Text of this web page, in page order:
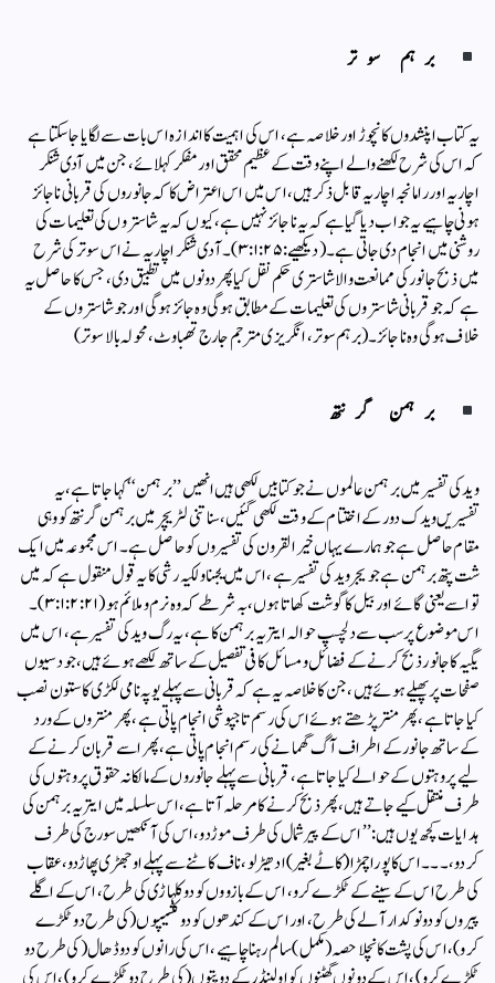
برہم سوتر
یہ کتاب اپنشدوں کا نچوڑ اور خلاصہ ہے، اس کی اہمیت کا اندازہ اس بات سے لگایا جا سکتا ہے
کہ اس کی شرح لکھنے والے اپنے وقت کے عظیم محقق اور مفکر کہلائے، جن میں آدی شنکر
اچاریہ اور رامانجہ اچاریہ قابل ذکر ہیں، اس میں اس اعتراض کا کہ جانوروں کی قربانی ناجائز
ہونی چاہیے یہ جواب دیا گیا ہے کہ یہ ناجائز نہیں ہے، کیوں کہ یہ شاستروں کی تعلیمات کی
روشنی میں انجام دی جاتی ہے۔ (دیکھیے:۳:۱:۲۵)۔ آدی شنکر اچاریہ نے اس سوتر کی شرح
میں ذبح جانور کی ممانعت والاشاستری حکم نقل کیا پھر دونوں میں تطبیق دی ، جس کا حاصل یہ
ہے کہ جو قربانی شاستروں کی تعلیمات کے مطابق ہوگی وہ جائز ہوگی اور جو شاستروں کے
خلاف ہوگی وہ ناجائز۔(برہم سوتر، انگریزی مترجم جارج تھباوٹ، محولہ بالا سوتر)
برہمن گرنتھ
وید کی تفسیر میں برہمن عالموں نے جو کتابیں لکھی ہیں انھیں ’’برہمن‘‘ کہا جاتا ہے، یہ
تفسیریں ویدک دور کے اختتام کے وقت لکھی گئیں، سناتنی لٹریچر میں برہمن گرنتھ کو وہی
مقام حاصل ہے جو ہمارے یہاں خیر القرون کی تفسیروں کو حاصل ہے۔ اس مجموعہ میں ایک
شت پتھ برہمن ہے جو یجروید کی تفسیر ہے، اس میں یجناولکیہ رشی کا یہ قول منقول ہے کہ میں
تو اسے یعنی گائے اور بیل کا گوشت کھاتا ہوں، بہ شرطے کہ وہ نرم وملائم ہو (۳:۱:۲:۲۱)۔
اس موضوع پر سب سے دلچسپ حوالہ ایتریہ برہمن کا ہے ، یہ رگ وید کی تفسیر ہے، اس میں
یگیہ کا جانور ذبح کرنے کے فضائل ومسائل کافی تفصیل کے ساتھ لکھے ہوئے ہیں، جو دسیوں
صفحات پر پھیلے ہوئے ہیں، جن کا خلاصہ یہ ہے کہ قربانی سے پہلے یوپہ نامی لکڑی کا ستون نصب
کیا جاتا ہے، پھر منتر پڑھتے ہوئے اس کی رسم تاجپوشی انجام پاتی ہے، پھر منتر وں کے ورد
کے ساتھ جانور کے اطراف آگ گھمانے کی رسم انجام پاتی ہے، پھر اسے قربان کرنے کے
لیے پروہتوں کے حوالے کیا جاتا ہے، قربانی سے پہلے جانوروں کے مالکانہ حقوق پروہتوں کی
طرف منتقل کیے جاتے ہیں، پھر ذبح کرنے کا مرحلہ آتا ہے، اس سلسلہ میں ایتریہ برہمن کی
ہدایات کچھ یوں ہیں:’’ اس کے پیر شمال کی طرف موڑدو، اس کی آنکھیں سورج کی طرف
کردو، ۔۔۔ اس کا پورا چمڑا (کاٹے بغیر) ادھیڑ لو، ناف کاٹنے سے پہلے اوجھڑی پھاڑدو،عقاب
کی طرح اس کے سینے کے ٹکڑے کرو، اس کے بازووں کو دو کلہاڑی کی طرح، اس کے اگلے
پیروں کو دو نوکدار آلے کی طرح ، اور اس کے کندھوں کو دو کشیپوں (کی طرح دو ٹکڑے
کرو)، اس کی پشت کا نچلا حصہ (مکمل)سالم رہنا چاہیے، اس کی رانوں کو دو ڈھال (کی طرح دو